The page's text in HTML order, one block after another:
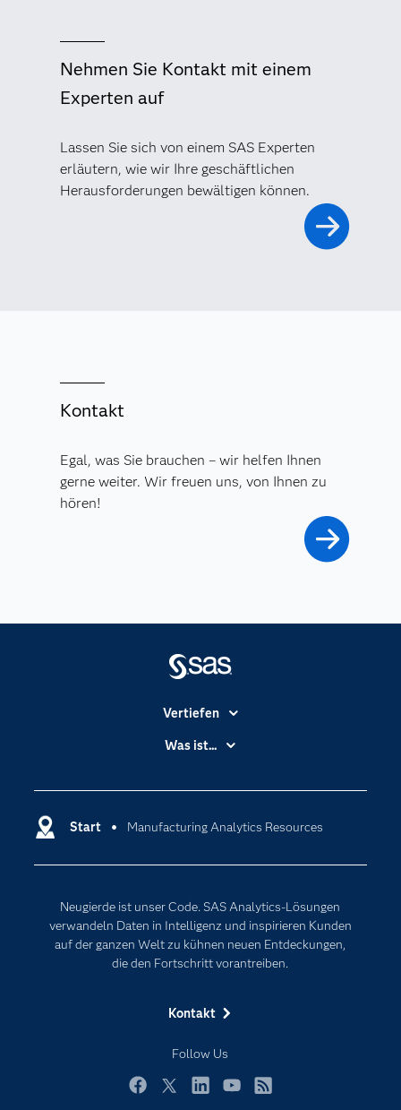
Nehmen Sie Kontakt mit einem
Experten auf
Lassen Sie sich von einem SAS Experten
erläutern, wie wir Ihre geschäftlichen
Herausforderungen bewältigen können.
Kontakt
Egal, was Sie brauchen – wir helfen Ihnen
gerne weiter. Wir freuen uns, von Ihnen zu
hören!
Start Manufacturing Analytics Resources
Neugierde ist unser Code. SAS Analytics-Lösungen
verwandeln Daten in Intelligenz und inspirieren Kunden
auf der ganzen Welt zu kühnen neuen Entdeckungen,
die den Fortschritt vorantreiben.
Kontakt
Follow Us
Vertiefen
Dokumentation
Entwickler
Karriere
Für Lehrkräfte
Lehrvideos
Nachrichten
Produkte
Was ist...
Data Science
Künstliche Intelligenz